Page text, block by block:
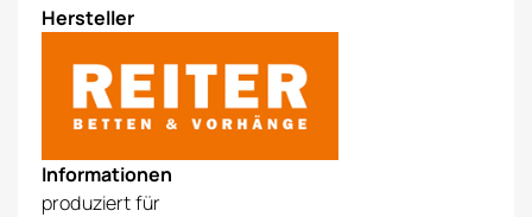
Hersteller
Informationen
produziert für